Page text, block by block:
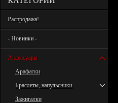
Распродажа!
- Новинки -
Аксессуары
Арафатки
Браслеты, напульсники
Зажигалки